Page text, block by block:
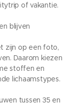
of vakantie.
blijven
zijn op een foto,
Daarom kiezen
stoffen en
lichaamstypes.
tussen 35 en